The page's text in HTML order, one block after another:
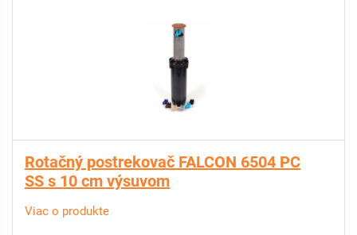
Rotačný postrekovač FALCON 6504 PC
SS s 10 cm výsuvom
Viac o produkte